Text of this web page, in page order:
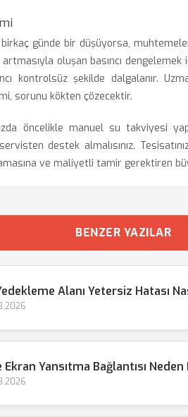
günde bir düşüyorsa,
artmasıyla oluşan basıncı
kontrolsüz şekilde dalgalanır.
sorunu kökten çözecektir.
öncelikle manuel su takviyesi
destek almalısınız.
ve maliyetli tamir gerektiren
BENZER YAZILAR
Alanı Yetersiz Hatası
Yansıtma Bağlantısı Neden